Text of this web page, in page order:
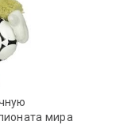
мира